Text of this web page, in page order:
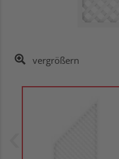
vergrößern